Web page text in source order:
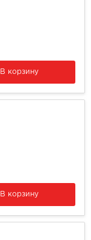
В корзину
В корзину